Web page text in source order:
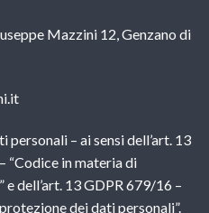
Mazzini 12, Genzano di
– ai sensi dell’art. 13
“Codice in materia di
dell’art. 13 GDPR 679/16 –
dei dati personali”.